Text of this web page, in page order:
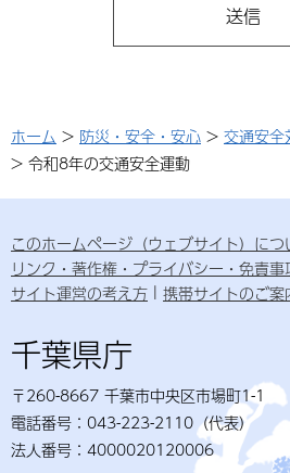
ホーム > 防災・安全・安心 > 交通安全
> 令和8年の交通安全運動
このホームページ（ウェブサイト）につ
リンク・著作権・プライバシー・免責事
サイト運営の考え方
携帯サイトのご案
千葉県庁
〒260-8667 千葉市中央区市場町1-1
電話番号：043-223-2110（代表）
法人番号：4000020120006